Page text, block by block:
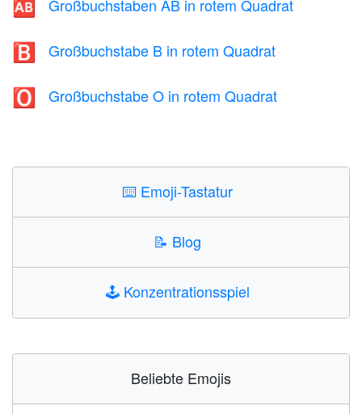
🆎 Großbuchstaben AB in rotem Quadrat
🅱️ Großbuchstabe B in rotem Quadrat
🅾️ Großbuchstabe O in rotem Quadrat
⌨️ Emoji-Tastatur
📝 Blog
🕹️ Konzentrationsspiel
Beliebte Emojis